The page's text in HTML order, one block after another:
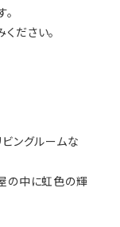
ださい。
ビングルームな
の中に虹色の輝